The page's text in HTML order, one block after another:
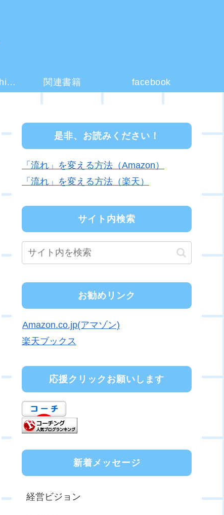
コーチング(coaching)とは？ 関連書籍 facebook
是非、お読みください！
「流れ」を変える方法（Amazon）
「流れ」を変える方法（楽天）
サイト内検索
お勧めリンク
Amazon.co.jp(アマゾン)
楽天ブックス
応援クリックお願いします
新着メッセージ
経営ビジョン